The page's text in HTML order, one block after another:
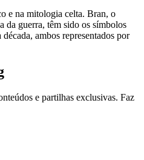
e na mitologia celta. Bran, o
da guerra, têm sido os símbolos
ambos representados por
e partilhas exclusivas. Faz